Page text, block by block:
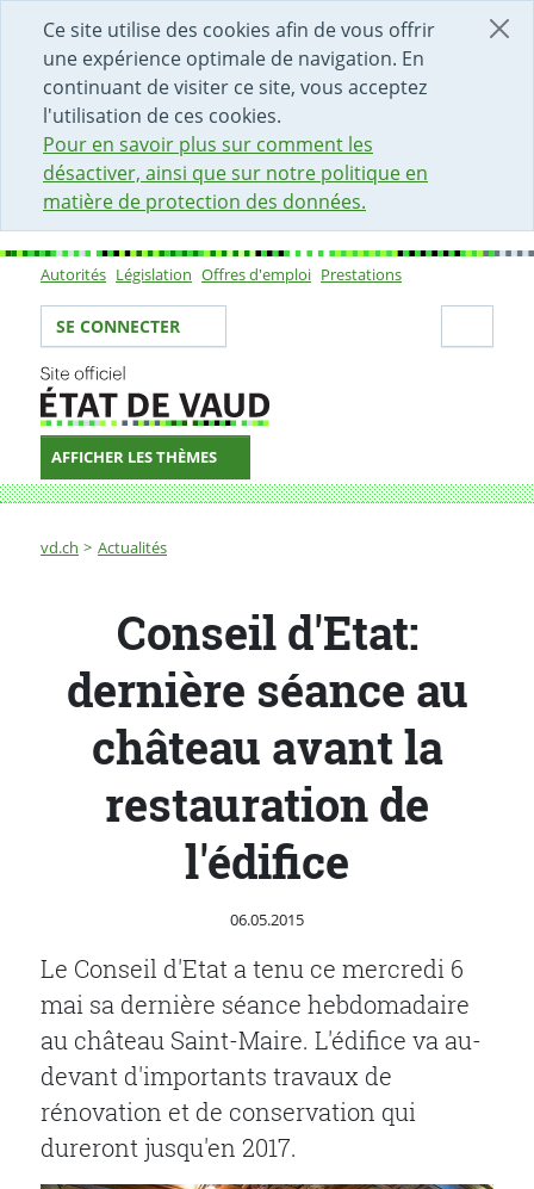
Ce site utilise des cookies afin de vous offrir
une expérience optimale de navigation. En
continuant de visiter ce site, vous acceptez
l'utilisation de ces cookies.
Pour en savoir plus sur comment les
désactiver, ainsi que sur notre politique en
matière de protection des données.
DÉBUT DU CONTENU DE LA PAGE
ACCÈS AU CHAMP DE RECHERCHE
PAGE D'ACCUEIL
FORMULAIRE DE CONTACT
Sous-navigation
Autorités Législation Offres d'emploi Prestations
Votre identité
SE CONNECTER
AFFICHER LES THÈMES
Fil d'Ariane
vd.ch Actualités
Conseil d'Etat: dernière séance au château avant la
Conseil d'Etat:
dernière séance au
château avant la
restauration de
l'édifice
Publié le
06.05.2015
Le Conseil d'Etat a tenu ce mercredi 6
mai sa dernière séance hebdomadaire
au château Saint-Maire. L'édifice va au-
devant d'importants travaux de
rénovation et de conservation qui
dureront jusqu'en 2017.